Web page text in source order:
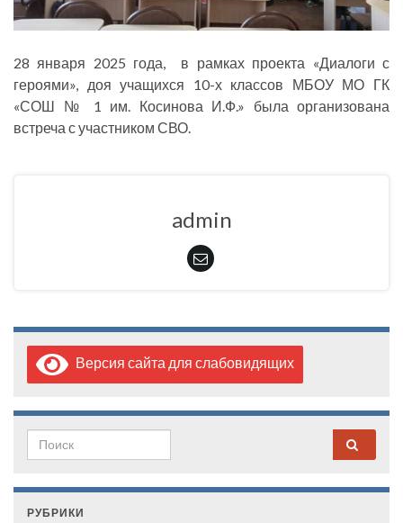
28 января 2025 года, в рамках проекта «Диалоги с
героями», доя учащихся 10-х классов МБОУ МО ГК
«СОШ № 1 им. Косинова И.Ф.» была организована
встреча с участником СВО.
admin
Версия сайта для слабовидящих
Search for:
РУБРИКИ